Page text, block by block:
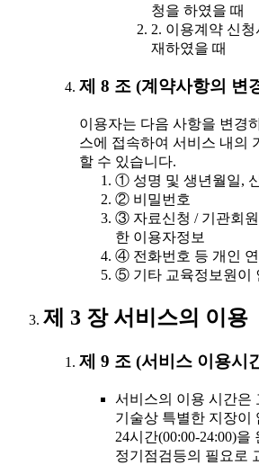
청을 하였을 때
2. 이용계약 신청
재하였을 때
제 8 조 (계약사항의 변
이용자는 다음 사항을 변경
스에 접속하여 서비스 내의
할 수 있습니다.
① 성명 및 생년월일,
② 비밀번호
③ 자료신청 / 기관회
한 이용자정보
④ 전화번호 등 개인 연
⑤ 기타 교육정보원이
제 3 장 서비스의 이용
제 9 조 (서비스 이용시
서비스의 이용 시간은
기술상 특별한 지장이
24시간(00:00-24:00)
정기점검등의 필요로